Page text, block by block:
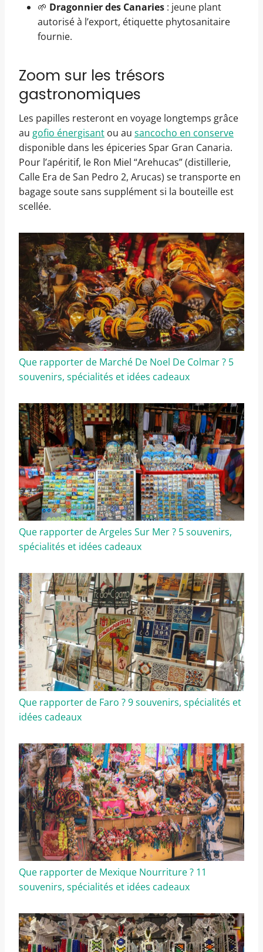
🌱 Dragonnier des Canaries : jeune plant
autorisé à l’export, étiquette phytosanitaire
fournie.
Zoom sur les trésors
gastronomiques
Les papilles resteront en voyage longtemps grâce
au gofio énergisant ou au sancocho en conserve
disponible dans les épiceries Spar Gran Canaria.
Pour l’apéritif, le Ron Miel “Arehucas” (distillerie,
Calle Era de San Pedro 2, Arucas) se transporte en
bagage soute sans supplément si la bouteille est
scellée.
Que rapporter de Marché De Noel De Colmar ? 5
souvenirs, spécialités et idées cadeaux
Que rapporter de Argeles Sur Mer ? 5 souvenirs,
spécialités et idées cadeaux
Que rapporter de Faro ? 9 souvenirs, spécialités et
idées cadeaux
Que rapporter de Mexique Nourriture ? 11
souvenirs, spécialités et idées cadeaux